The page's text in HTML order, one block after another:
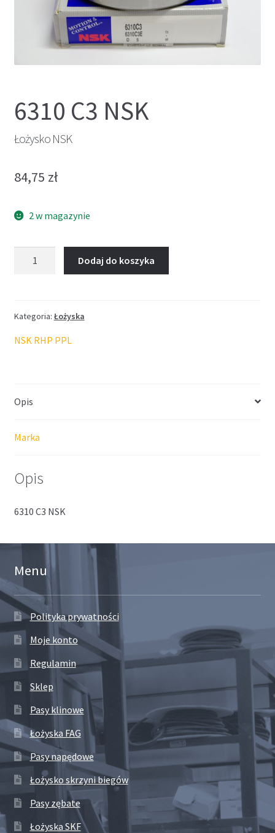
6310 C3 NSK
Łożysko NSK
84,75 zł
2 w magazynie
Dodaj do koszyka
Kategoria: Łożyska
NSK RHP PPL
Opis
Marka
Opis
6310 C3 NSK
Menu
Polityka prywatności
Moje konto
Regulamin
Sklep
Pasy klinowe
Łożyska FAG
Pasy napędowe
Łożysko skrzyni biegów
Pasy zębate
Łożyska SKF